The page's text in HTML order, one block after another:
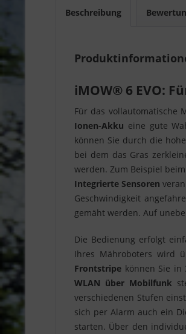
Beschreibung
iMOW® 6 EVO:
Für das vollautomatische
Ionen-Akku eine gute
können Sie durch die
bei dem das Gras
werden. Zum Beispiel beim
Integrierte Sensoren
Geschwindigkeit
gemäht werden. Auf
Die Bedienung erfolgt
Ihres Mähroboters wird
Frontstripe können Sie
WLAN über Mobilfunk
verschiedenen Stufen
sich per Alarm auch ein
starten. Über den